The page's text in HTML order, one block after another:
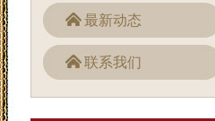
最新动态
联系我们